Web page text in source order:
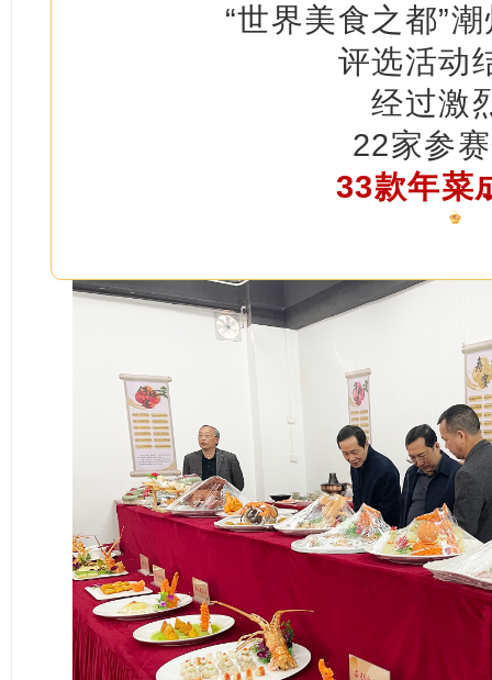
“世界美食之都”
评选活动
经过激
22家参
33款年菜